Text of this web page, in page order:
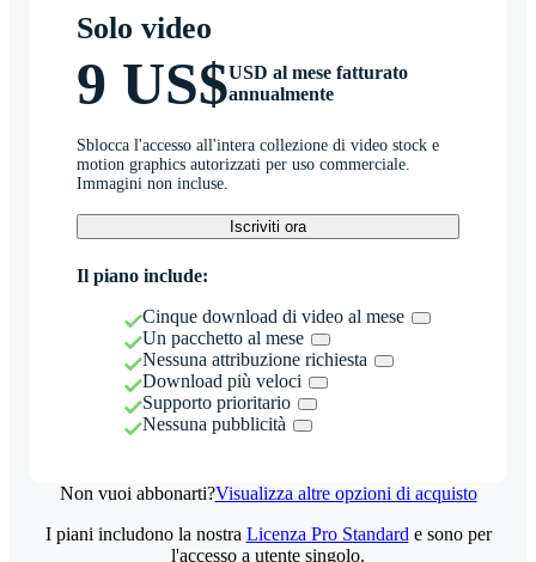
Solo video
9 US$USD al mese fatturato
annualmente
Sblocca l'accesso all'intera collezione di video stock e
motion graphics autorizzati per uso commerciale.
Immagini non incluse.
Iscriviti ora
Il piano include:
Cinque download di video al mese
Un pacchetto al mese
Nessuna attribuzione richiesta
Download più veloci
Supporto prioritario
Nessuna pubblicità
Non vuoi abbonarti?Visualizza altre opzioni di acquisto
I piani includono la nostra Licenza Pro Standard e sono per
l'accesso a utente singolo.